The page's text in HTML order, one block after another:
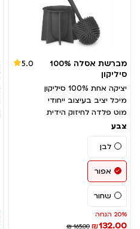
מברשת אסלה 100%
סיליקון
5.0
יציקה אחת 100% סיליקון
מיכל יציב בעיצוב ייחודי
מוט פלדה לחיזוק הידית
צבע
לבן
אפור
שחור
20% הנחה
₪132.00
₪ 165.00